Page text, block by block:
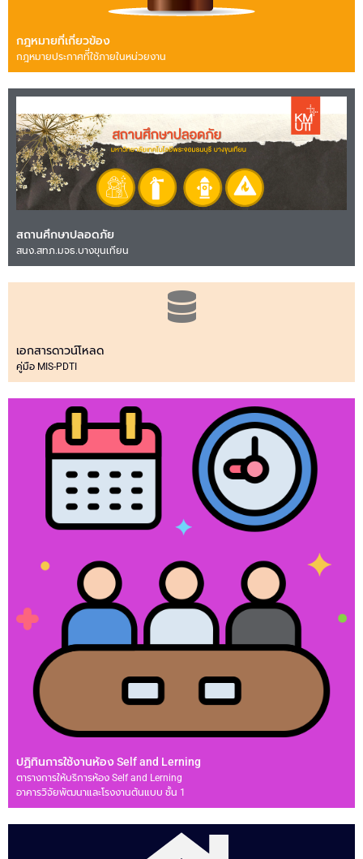
กฎหมายที่เกี่ยวข้อง
กฎหมายประกาศทีี่ใช้ภายในหน่วยงาน
สถานศึกษาปลอดภัย
สนง.สทภ.มจธ.บางขุนเทียน
เอกสารดาวน์โหลด
คู่มือ MIS-PDTI
ปฏิทินการใช้งานห้อง Self and Lerning
ตารางการให้บริการห้อง Self and Lerning
อาคารวิจัยพัฒนาและโรงงานต้นแบบ ชั้น 1